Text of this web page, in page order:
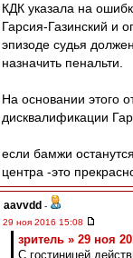
КДК указала на
Гарсия-Газинский и
эпизоде судья
назначить пенальти.
На основании этого
дисквалификации
если бамжи
центра -это
aavvdd -
29 ноя 2016 15:08
зpитель » 29 ноя
С гостиницей